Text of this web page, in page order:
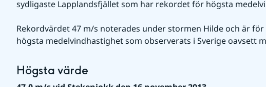
sydligaste Lapplandsfjället som har rekordet för högsta
Rekordvärdet 47 m/s noterades under stormen Hilde och är
högsta medelvindhastighet som observerats i Sverige oavsett
Högsta värde